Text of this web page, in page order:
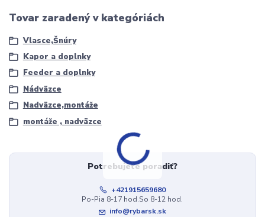
Tovar zaradený v kategóriách
Vlasce,Šnúry
Kapor a doplnky
Feeder a doplnky
Nádväzce
Nadväzce,montáže
montáže , nadväzce
Potrebujete poradiť?
+421915659680
Po-Pia 8-17 hod.So 8-12 hod.
info@rybarsk.sk